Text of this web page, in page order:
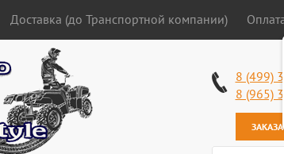
Доставка (до Транспортной компании)
8 (499)
8 (965)